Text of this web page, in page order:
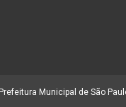
Prefeitura Municipal de São